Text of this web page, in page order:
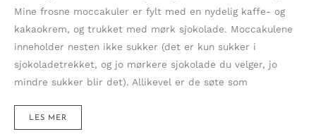
Mine frosne moccakuler er fylt med en nydelig kaffe- og
kakaokrem, og trukket med mørk sjokolade. Moccakulene
inneholder nesten ikke sukker (det er kun sukker i
sjokoladetrekket, og jo mørkere sjokolade du velger, jo
mindre sukker blir det). Allikevel er de søte som
FROSNE
MED
LES MER